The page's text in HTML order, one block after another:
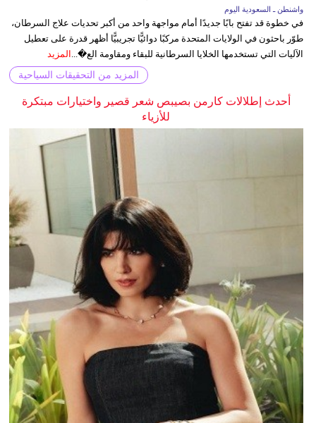
واشنطن ـ السعودية اليوم
في خطوة قد تفتح بابًا جديدًا أمام مواجهة واحد من أكبر تحديات علاج السرطان،
طوّر باحثون في الولايات المتحدة مركبًا دوائيًّا تجريبيًّا أظهر قدرة على تعطيل
الآليات التي تستخدمها الخلايا السرطانية للبقاء ومقاومة الع�... المزيد
المزيد من التحقيقات السياحية
أحدث إطلالات كارمن بصيبص شعر قصير واختيارات مبتكرة
للأزياء